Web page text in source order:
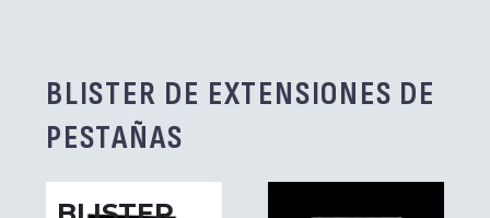
BLISTER DE EXTENSIONES DE
PESTAÑAS